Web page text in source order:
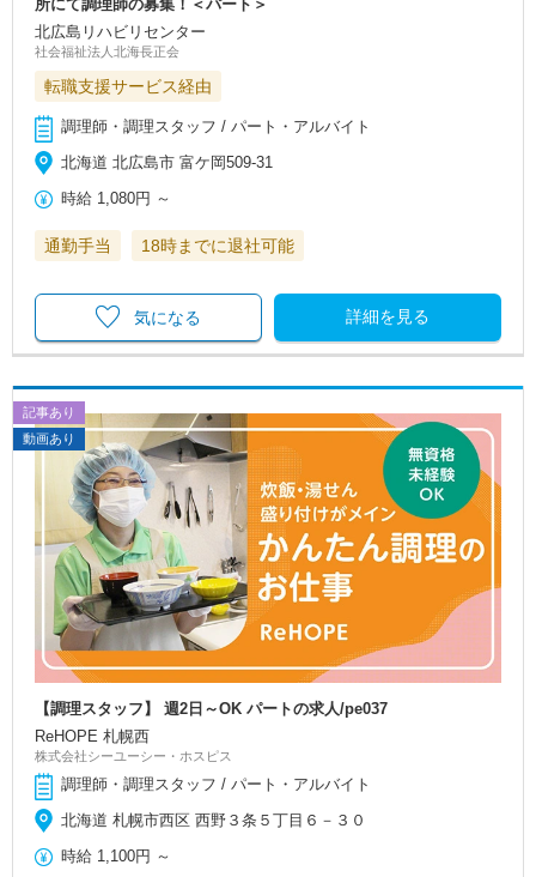
所にて調理師の募集！＜パート＞
北広島リハビリセンター
社会福祉法人北海長正会
転職支援サービス経由
調理師・調理スタッフ / パート・アルバイト
北海道 北広島市 富ケ岡509-31
時給 1,080円 ～
通勤手当 18時までに退社可能
詳細を見る
気になる
記事あり
動画あり
【調理スタッフ】 週2日～OK パートの求人/pe037
ReHOPE 札幌西
株式会社シーユーシー・ホスピス
調理師・調理スタッフ / パート・アルバイト
北海道 札幌市西区 西野３条５丁目６－３０
時給 1,100円 ～